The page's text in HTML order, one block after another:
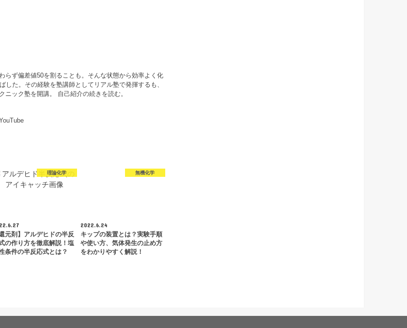
らず偏差値50を割ることも。そんな状態から効率よく化
した。その経験を塾講師としてリアル塾で発揮するも、
ニック塾を開講。 自己紹介の続きを読む。
理論化学
還元剤】アルデヒドの半反
の作り方を徹底解説！塩
条件の半反応式とは？
無機化学
2022.6.24
キップの装置とは？実験手順
や使い方、気体発生の止め方
をわかりやすく解説！